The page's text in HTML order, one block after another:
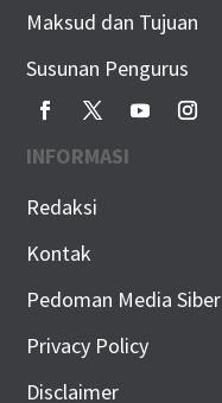
Maksud dan Tujuan
Susunan Pengurus
INFORMASI
Redaksi
Kontak
Pedoman Media Siber
Privacy Policy
Disclaimer